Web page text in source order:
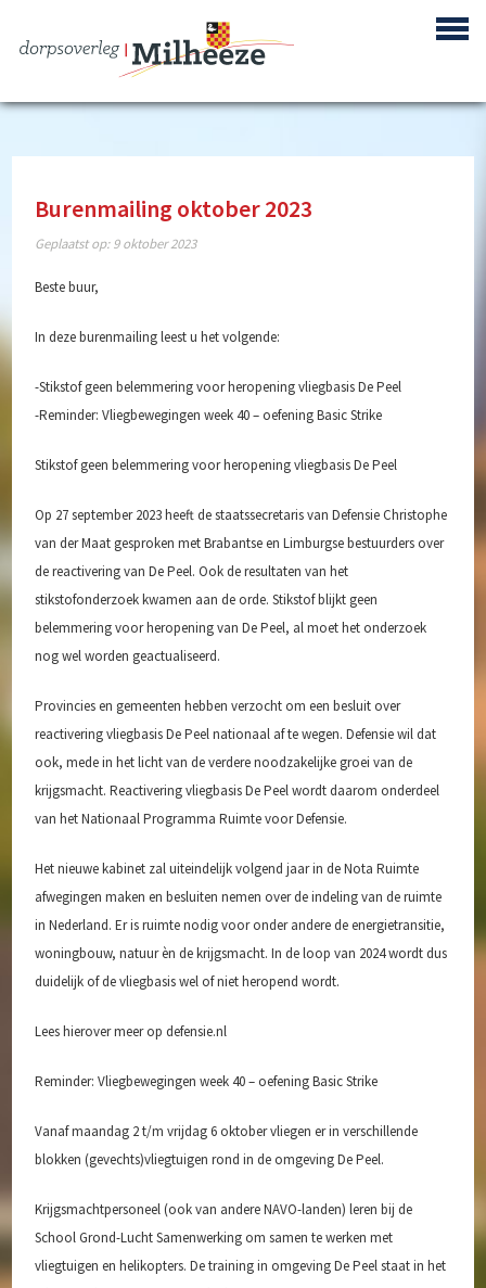
Centrum Plan Milheeze
Buurtpreventie
Zorg en Welzijn
Archief
Burenmailing oktober 2023
Geplaatst op:9 oktober 2023
Beste buur,
In deze burenmailing leest u het volgende:
-Stikstof geen belemmering voor heropening vliegbasis De Peel
-Reminder: Vliegbewegingen week 40 – oefening Basic Strike
Stikstof geen belemmering voor heropening vliegbasis De Peel
Op 27 september 2023 heeft de staatssecretaris van Defensie Christophe
van der Maat gesproken met Brabantse en Limburgse bestuurders over
de reactivering van De Peel. Ook de resultaten van het
stikstofonderzoek kwamen aan de orde. Stikstof blijkt geen
belemmering voor heropening van De Peel, al moet het onderzoek
nog wel worden geactualiseerd.
Provincies en gemeenten hebben verzocht om een besluit over
reactivering vliegbasis De Peel nationaal af te wegen. Defensie wil dat
ook, mede in het licht van de verdere noodzakelijke groei van de
krijgsmacht. Reactivering vliegbasis De Peel wordt daarom onderdeel
van het Nationaal Programma Ruimte voor Defensie.
Het nieuwe kabinet zal uiteindelijk volgend jaar in de Nota Ruimte
afwegingen maken en besluiten nemen over de indeling van de ruimte
in Nederland. Er is ruimte nodig voor onder andere de energietransitie,
woningbouw, natuur èn de krijgsmacht. In de loop van 2024 wordt dus
duidelijk of de vliegbasis wel of niet heropend wordt.
Lees hierover meer op defensie.nl
Reminder: Vliegbewegingen week 40 – oefening Basic Strike
Vanaf maandag 2 t/m vrijdag 6 oktober vliegen er in verschillende
blokken (gevechts)vliegtuigen rond in de omgeving De Peel.
Krijgsmachtpersoneel (ook van andere NAVO-landen) leren bij de
School Grond-Lucht Samenwerking om samen te werken met
vliegtuigen en helikopters. De training in omgeving De Peel staat in het